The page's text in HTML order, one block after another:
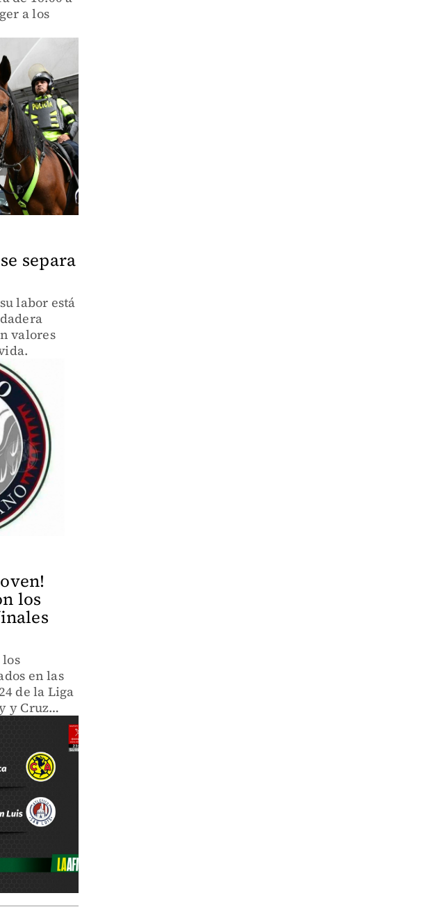
a los
separa
labor está
valores
los
los
en las
de la Liga
y Cruz
a la